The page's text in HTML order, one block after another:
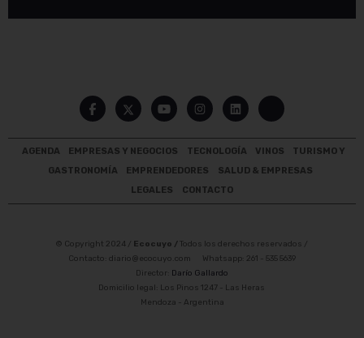
AGENDA EMPRESAS Y NEGOCIOS TECNOLOGÍA VINOS
TURISMO Y
GASTRONOMÍA
EMPRENDEDORES
SALUD & EMPRESAS
LEGALES
CONTACTO
© Copyright 2024 / Ecocuyo / Todos los derechos reservados /
Contacto: diario@ecocuyo.com Whatsapp: 261 - 535 5639
Director: Darío Gallardo
Domicilio legal: Los Pinos 1247 - Las Heras
Mendoza - Argentina